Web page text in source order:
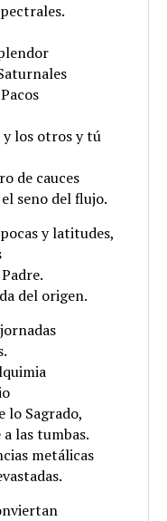
y los otros y tú
de cauces
seno del flujo.
y latitudes,
del origen.
lo Sagrado,
las tumbas.
metálicas